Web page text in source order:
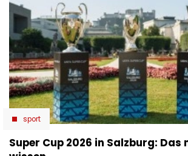
sport
Super Cup 2026 in Salzburg: Das